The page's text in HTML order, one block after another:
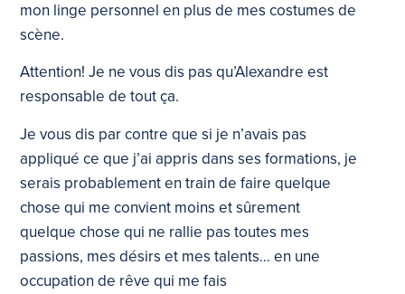
mon linge personnel en plus de mes costumes de
scène.
Attention! Je ne vous dis pas qu’Alexandre est
responsable de tout ça.
Je vous dis par contre que si je n’avais pas
appliqué ce que j’ai appris dans ses formations, je
serais probablement en train de faire quelque
chose qui me convient moins et sûrement
quelque chose qui ne rallie pas toutes mes
passions, mes désirs et mes talents… en une
occupation de rêve qui me fais